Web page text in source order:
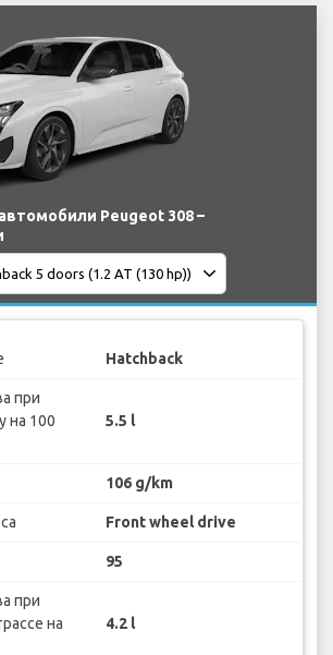
Peugeot 308 –
Hatchback
при
на 100
5.5 l
106 g/km
Front wheel drive
95
при
на
4.2 l